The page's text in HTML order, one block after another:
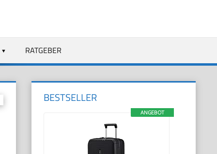
RATGEBER
BESTSELLER
ANGEBOT